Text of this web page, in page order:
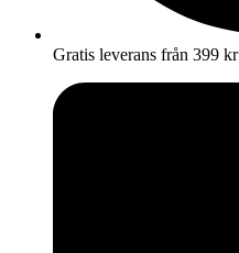
Gratis leverans från 399 kr